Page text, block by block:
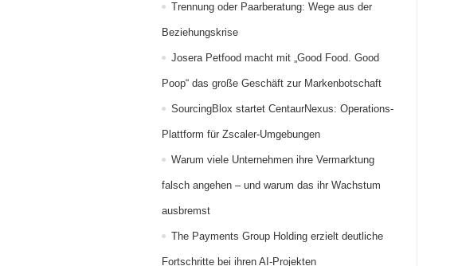
Trennung oder Paarberatung: Wege aus der
Beziehungskrise
Josera Petfood macht mit „Good Food. Good
Poop“ das große Geschäft zur Markenbotschaft
SourcingBlox startet CentaurNexus: Operations-
Plattform für Zscaler-Umgebungen
Warum viele Unternehmen ihre Vermarktung
falsch angehen – und warum das ihr Wachstum
ausbremst
The Payments Group Holding erzielt deutliche
Fortschritte bei ihren AI-Projekten